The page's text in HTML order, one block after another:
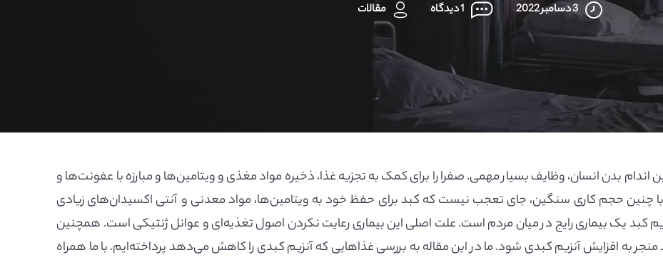
3 دسامبر 2022 1 دیدگاه مقالات
اندام بدن انسان، وظایف بسیار مهمی. صفرا را برای کمک به تجزیه غذا، ذخیره مواد مغذی و ویتامین‌ها و مبارزه با عفونت‌ها و
با چنین حجم کاری سنگین، جای تعجب نیست که کبد برای حفظ خود به ویتامین‌ها، مواد معدنی و آنتی اکسیدان‌های زیادی
کبد یک بیماری رایج در میان مردم است. علت اصلی این بیماری رعایت نکردن اصول تغذیه‌ای و عوانل ژنتیکی است. همچنین
منجر به افزایش آنزیم کبدی شود. ما در این مقاله به بررسی غذاهایی که آنزیم کبدی را کاهش می‌دهد پرداخته‌ایم. با ما همراه